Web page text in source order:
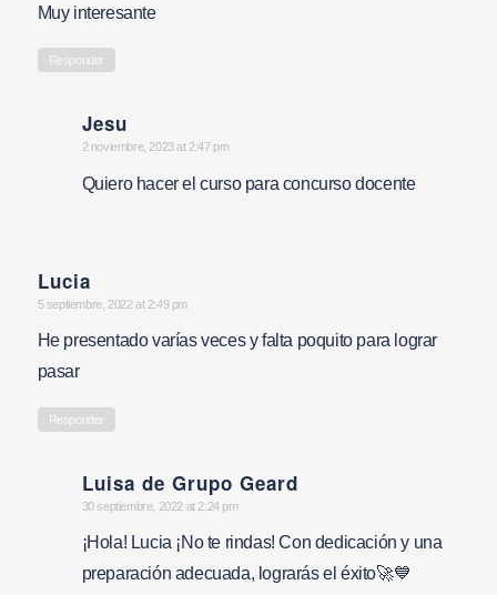
Muy interesante
Responder
Jesu
says:
2 noviembre, 2023 at 2:47 pm
Quiero hacer el curso para concurso docente
Lucia
says:
5 septiembre, 2022 at 2:49 pm
He presentado varías veces y falta poquito para lograr
pasar
Responder
Luisa de Grupo Geard
says:
30 septiembre, 2022 at 2:24 pm
¡Hola! Lucia ¡No te rindas! Con dedicación y una
preparación adecuada, lograrás el éxito🚀💙